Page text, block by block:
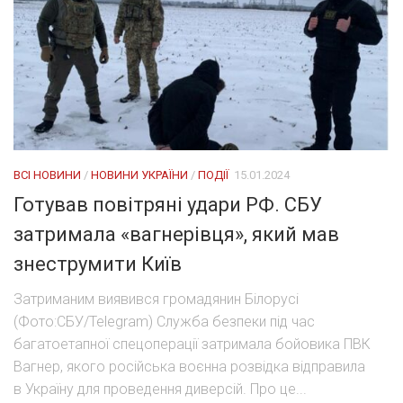
ВСІ НОВИНИ / НОВИНИ УКРАЇНИ / ПОДІЇ 15.01.2024
Готував повітряні удари РФ. СБУ
затримала «вагнерівця», який мав
знеструмити Київ
Затриманим виявився громадянин Білорусі
(Фото:СБУ/Telegram) Служба безпеки під час
багатоетапної спецоперації затримала бойовика ПВК
Вагнер, якого російська воєнна розвідка відправила
в Україну для проведення диверсій. Про це...